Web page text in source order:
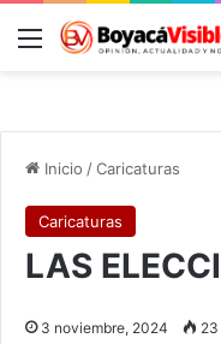
Menú
Inicio /Caricaturas
Caricaturas
LAS
3 noviembre, 2024 23